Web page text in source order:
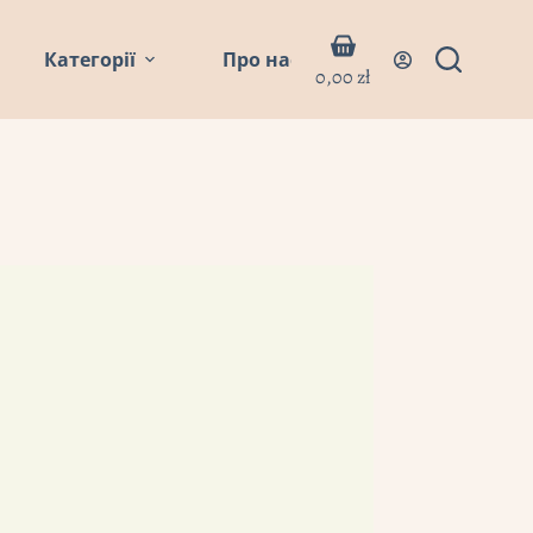
Категорії Про нас Блог Контакти
Кошик
0,00zł